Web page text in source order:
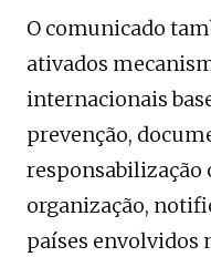
O comunicado
ativados
internacionais
prevenção,
responsabilização
organização,
países envolvidos